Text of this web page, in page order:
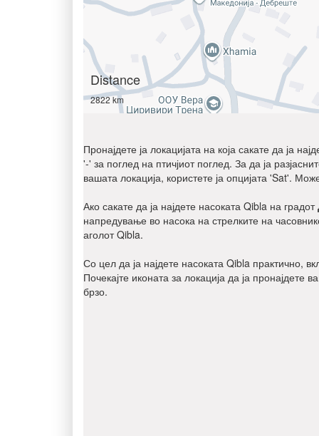
Distance
2822 km
Пронајдете ја локацијата на која сакате да ја
'-' за поглед на птичјиот поглед. За да ја
вашата локација, користете ја опцијата 'Sat'.
Ако сакате да ја најдете насоката Qibla на градот
напредување во насока на стрелките на
аголот Qibla.
Со цел да ја најдете насоката Qibla практично,
Почекајте иконата за локација да ја
брзо.